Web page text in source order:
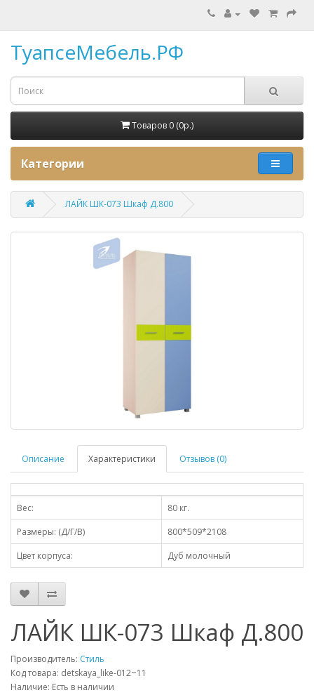
ТуапсеМебель.РФ
Товаров 0 (0p.)
Категории
ЛАЙК ШК-073 Шкаф Д.800
Описание Характеристики Отзывов (0)
Вес:
80 кг.
Размеры: (Д/Г/В)
800*509*2108
Цвет корпуса:
Дуб молочный
ЛАЙК ШК-073 Шкаф Д.800
Производитель: Стиль
Код товара: detskaya_like-012~11
Наличие: Есть в наличии